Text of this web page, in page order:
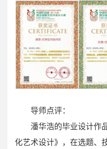
导师点评：
潘华浩的毕业设计
化艺术设计》，在选题、